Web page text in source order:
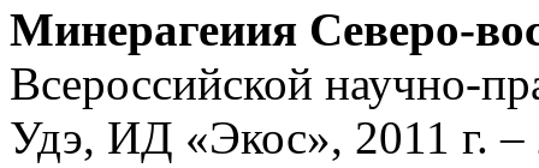
Минерагеиия Северо-
Всероссийской научно-
Удэ, ИД «Экос», 2011 г. –